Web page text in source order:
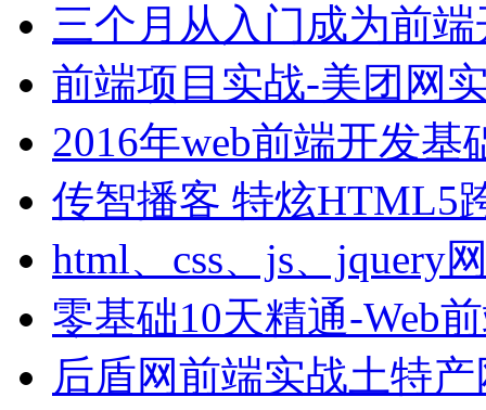
三个月从入门成为前端
前端项目实战-美团网
2016年web前端开发基
传智播客 特炫HTML5
html、css、js、jquery
零基础10天精通-Web
后盾网前端实战土特产